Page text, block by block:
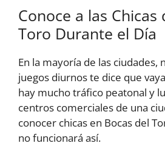
Conoce a las Chicas
Toro Durante el Día
En la mayoría de las ciudades,
juegos diurnos te dice que
hay mucho tráfico peatonal y
centros comerciales de una
conocer chicas en Bocas del
no funcionará así.